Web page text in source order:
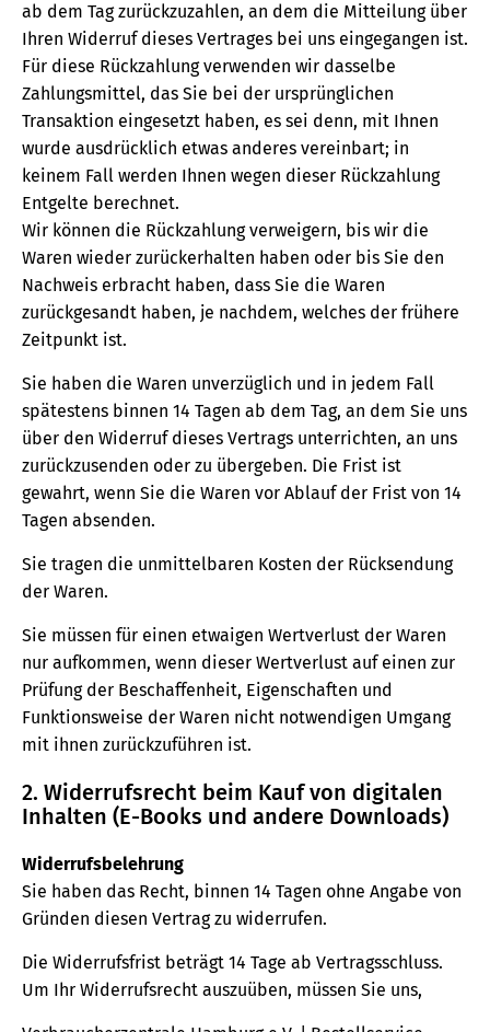
ab dem Tag zurückzuzahlen, an dem die Mitteilung über
Ihren Widerruf dieses Vertrages bei uns eingegangen ist.
Für diese Rückzahlung verwenden wir dasselbe
Zahlungsmittel, das Sie bei der ursprünglichen
Transaktion eingesetzt haben, es sei denn, mit Ihnen
wurde ausdrücklich etwas anderes vereinbart; in
keinem Fall werden Ihnen wegen dieser Rückzahlung
Entgelte berechnet.
Wir können die Rückzahlung verweigern, bis wir die
Waren wieder zurückerhalten haben oder bis Sie den
Nachweis erbracht haben, dass Sie die Waren
zurückgesandt haben, je nachdem, welches der frühere
Zeitpunkt ist.
Sie haben die Waren unverzüglich und in jedem Fall
spätestens binnen 14 Tagen ab dem Tag, an dem Sie uns
über den Widerruf dieses Vertrags unterrichten, an uns
zurückzusenden oder zu übergeben. Die Frist ist
gewahrt, wenn Sie die Waren vor Ablauf der Frist von 14
Tagen absenden.
Sie tragen die unmittelbaren Kosten der Rücksendung
der Waren.
Sie müssen für einen etwaigen Wertverlust der Waren
nur aufkommen, wenn dieser Wertverlust auf einen zur
Prüfung der Beschaffenheit, Eigenschaften und
Funktionsweise der Waren nicht notwendigen Umgang
mit ihnen zurückzuführen ist.
2. Widerrufsrecht beim Kauf von digitalen
Inhalten (E-Books und andere Downloads)
Widerrufsbelehrung
Sie haben das Recht, binnen 14 Tagen ohne Angabe von
Gründen diesen Vertrag zu widerrufen.
Die Widerrufsfrist beträgt 14 Tage ab Vertragsschluss.
Um Ihr Widerrufsrecht auszuüben, müssen Sie uns,